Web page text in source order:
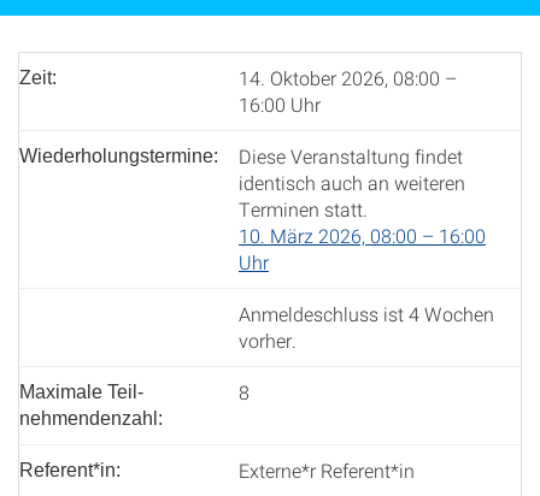
Zeit:
14. Oktober 2026, 08:00 –
16:00 Uhr
Wiederholungstermine:
Diese Veranstaltung findet
identisch auch an weiteren
Terminen statt.
10. März 2026, 08:00 – 16:00
Uhr
Anmeldeschluss ist 4 Wochen
vorher.
Maximale Teil­
nehmenden­zahl:
8
Referent*in: Externe*r Referent*in